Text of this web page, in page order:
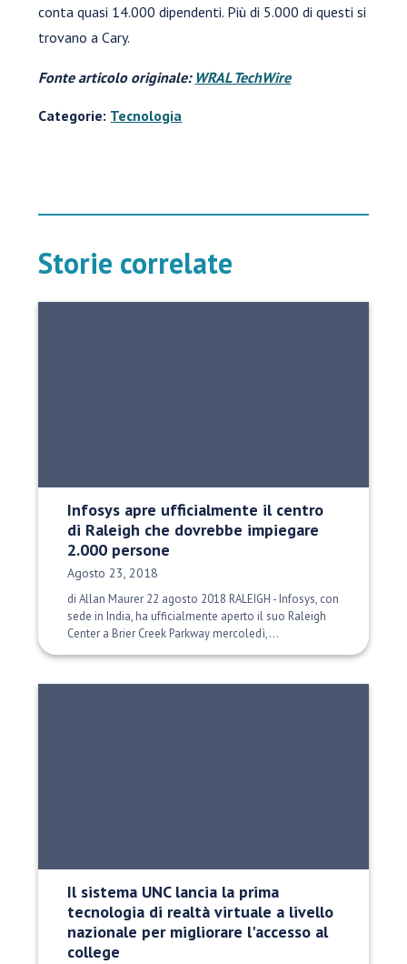
conta quasi 14.000 dipendenti. Più di 5.000 di questi si
trovano a Cary.
Fonte articolo originale: WRAL TechWire
Categorie: Tecnologia
Storie correlate
Infosys apre ufficialmente il centro
di Raleigh che dovrebbe impiegare
2.000 persone
Data di pubblicazione:
Agosto 23, 2018
di Allan Maurer 22 agosto 2018 RALEIGH - Infosys, con
sede in India, ha ufficialmente aperto il suo Raleigh
Center a Brier Creek Parkway mercoledì,...
Il sistema UNC lancia la prima
tecnologia di realtà virtuale a livello
nazionale per migliorare l'accesso al
college